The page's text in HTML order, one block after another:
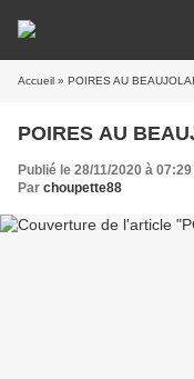
Accueil » POIRES AU
POIRES AU
Publié le 28/11/2020 à 07:29
Par choupette88